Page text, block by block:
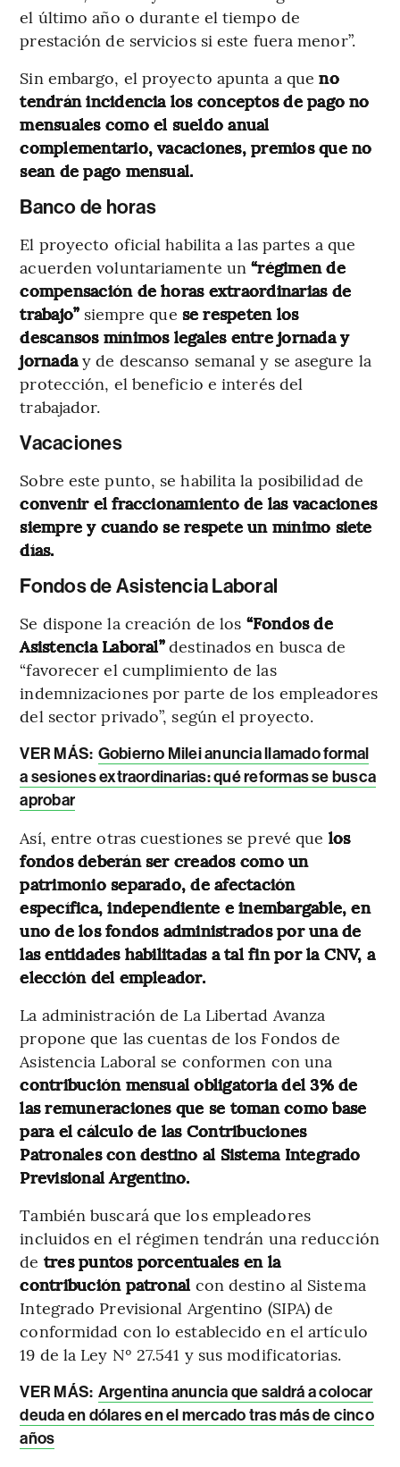
el último año o durante el tiempo de
prestación de servicios si este fuera menor”.
Sin embargo, el proyecto apunta a que no
tendrán incidencia los conceptos de pago no
mensuales como el sueldo anual
complementario, vacaciones, premios que no
sean de pago mensual.
Banco de horas
El proyecto oficial habilita a las partes a que
acuerden voluntariamente un“régimen de
compensación de horas extraordinarias de
trabajo” siempre que se respeten los
descansos mínimos legales entre jornada y
jornaday de descanso semanal y se asegure la
protección, el beneficio e interés del
trabajador.
Vacaciones
Sobre este punto, se habilita la posibilidad de
convenir el fraccionamiento de las vacaciones
siempre y cuando se respete un mínimo siete
días.
Fondos de Asistencia Laboral
Se dispone la creación de los “Fondos de
Asistencia Laboral”destinados en busca de
“favorecer el cumplimiento de las
indemnizaciones por parte de los empleadores
del sector privado”, según el proyecto.
VER MÁS: Gobierno Milei anuncia llamado formal
a sesiones extraordinarias: qué reformas se busca
aprobar
Así, entre otras cuestiones se prevé que los
fondos deberán ser creados como un
patrimonio separado, de afectación
específica, independiente e inembargable, en
uno de los fondos administrados por una de
las entidades habilitadas a tal fin por la CNV, a
elección del empleador.
La administración de La Libertad Avanza
propone que las cuentas de los Fondos de
Asistencia Laboral se conformen con una
contribución mensual obligatoria del 3% de
las remuneraciones que se toman como base
para el cálculo de las Contribuciones
Patronales con destino al Sistema Integrado
Previsional Argentino.
También buscará que los empleadores
incluidos en el régimen tendrán una reducción
de tres puntos porcentuales en la
contribución patronal con destino al Sistema
Integrado Previsional Argentino (SIPA) de
conformidad con lo establecido en el artículo
19 de la Ley Nº 27.541 y sus modificatorias.
VER MÁS: Argentina anuncia que saldrá a colocar
deuda en dólares en el mercado tras más de cinco
años